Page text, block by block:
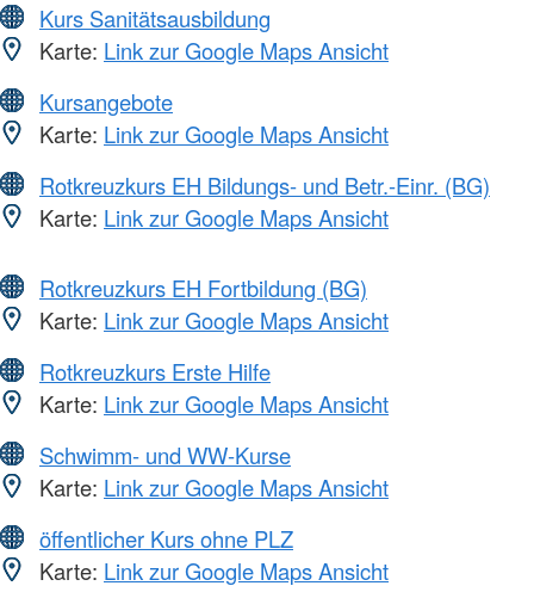
Kurs Sanitätsausbildung
Karte: Link zur Google Maps Ansicht
Kursangebote
Karte: Link zur Google Maps Ansicht
Rotkreuzkurs EH Bildungs- und Betr.-Einr. (BG)
Karte: Link zur Google Maps Ansicht
Rotkreuzkurs EH Fortbildung (BG)
Karte: Link zur Google Maps Ansicht
Rotkreuzkurs Erste Hilfe
Karte: Link zur Google Maps Ansicht
Schwimm- und WW-Kurse
Karte: Link zur Google Maps Ansicht
öffentlicher Kurs ohne PLZ
Karte: Link zur Google Maps Ansicht